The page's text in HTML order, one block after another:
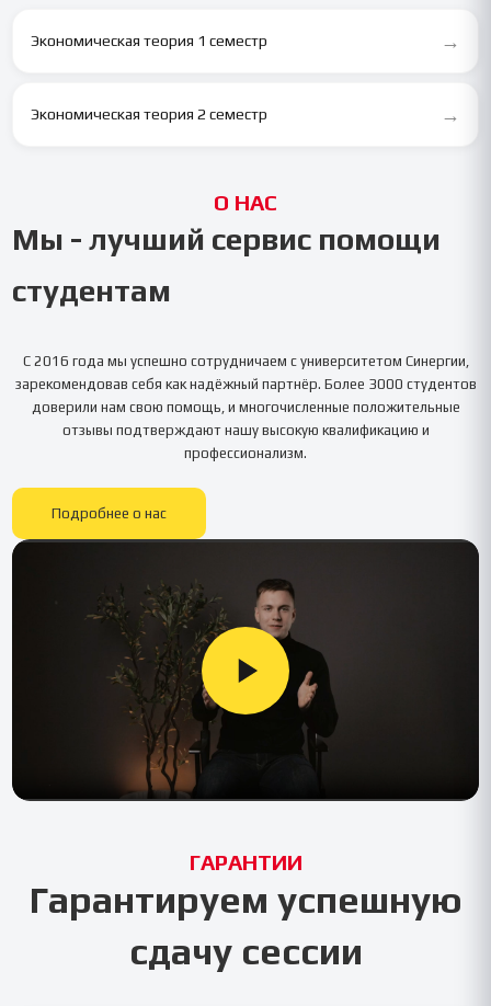
Экономическая теория 1 семестр →
Экономическая теория 2 семестр →
О НАС
Мы - лучший сервис помощи
студентам
С 2016 года мы успешно сотрудничаем с университетом Синергии
зарекомендовав себя как надёжный партнёр. Более 3000 студентов
доверили нам свою помощь, и многочисленные положительные
отзывы подтверждают нашу высокую квалификацию и
профессионализм.
Подробнее о нас
ГАРАНТИИ
Гарантируем успешную
сдачу сессии